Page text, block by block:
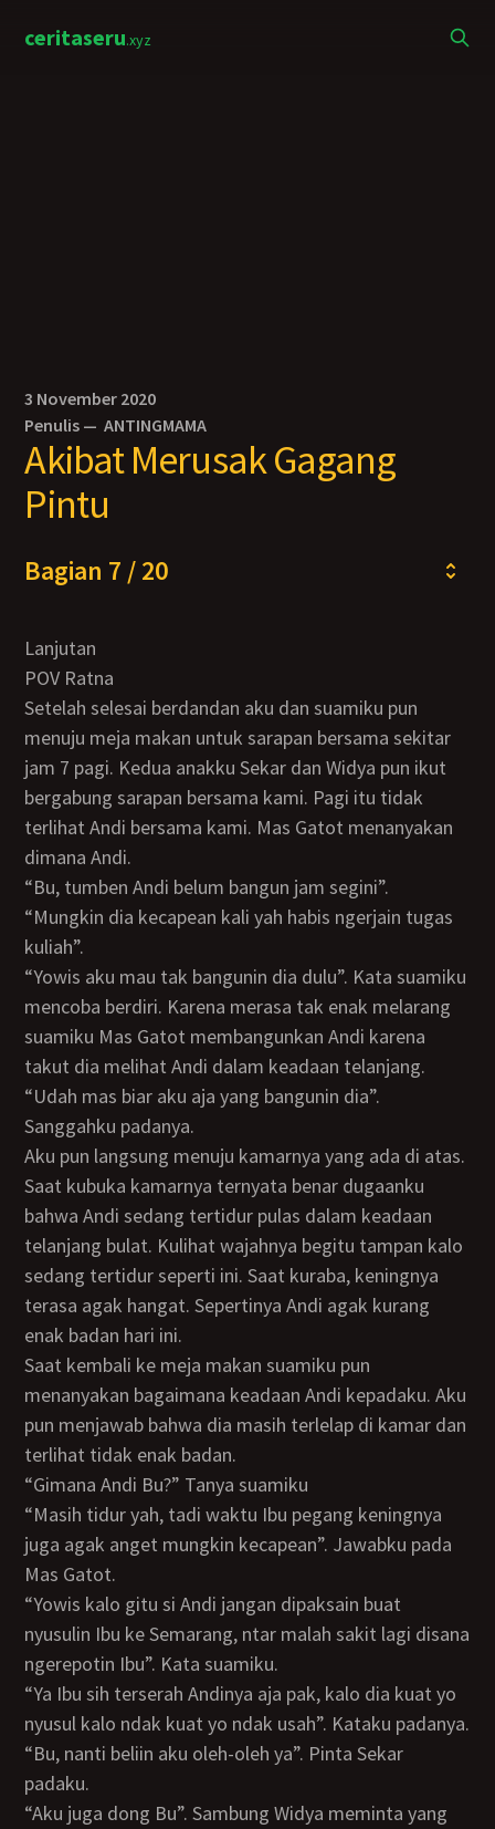
ceritaseru.xyz
3 November 2020
Penulis —ANTINGMAMA
Akibat Merusak Gagang
Pintu
Bagian 7 / 20
Lanjutan
POV Ratna
Setelah selesai berdandan aku dan suamiku pun
menuju meja makan untuk sarapan bersama sekitar
jam 7 pagi. Kedua anakku Sekar dan Widya pun ikut
bergabung sarapan bersama kami. Pagi itu tidak
terlihat Andi bersama kami. Mas Gatot menanyakan
dimana Andi.
“Bu, tumben Andi belum bangun jam segini”.
“Mungkin dia kecapean kali yah habis ngerjain tugas
kuliah”.
“Yowis aku mau tak bangunin dia dulu”. Kata suamiku
mencoba berdiri. Karena merasa tak enak melarang
suamiku Mas Gatot membangunkan Andi karena
takut dia melihat Andi dalam keadaan telanjang.
“Udah mas biar aku aja yang bangunin dia”.
Sanggahku padanya.
Aku pun langsung menuju kamarnya yang ada di atas.
Saat kubuka kamarnya ternyata benar dugaanku
bahwa Andi sedang tertidur pulas dalam keadaan
telanjang bulat. Kulihat wajahnya begitu tampan kalo
sedang tertidur seperti ini. Saat kuraba, keningnya
terasa agak hangat. Sepertinya Andi agak kurang
enak badan hari ini.
Saat kembali ke meja makan suamiku pun
menanyakan bagaimana keadaan Andi kepadaku. Aku
pun menjawab bahwa dia masih terlelap di kamar dan
terlihat tidak enak badan.
“Gimana Andi Bu?” Tanya suamiku
“Masih tidur yah, tadi waktu Ibu pegang keningnya
juga agak anget mungkin kecapean”. Jawabku pada
Mas Gatot.
“Yowis kalo gitu si Andi jangan dipaksain buat
nyusulin Ibu ke Semarang, ntar malah sakit lagi disana
ngerepotin Ibu”. Kata suamiku.
“Ya Ibu sih terserah Andinya aja pak, kalo dia kuat yo
nyusul kalo ndak kuat yo ndak usah”. Kataku padanya.
“Bu, nanti beliin aku oleh-oleh ya”. Pinta Sekar
padaku.
“Aku juga dong Bu”. Sambung Widya meminta yang